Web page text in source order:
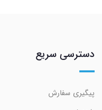
دسترسی سریع
پیگیری سفارش